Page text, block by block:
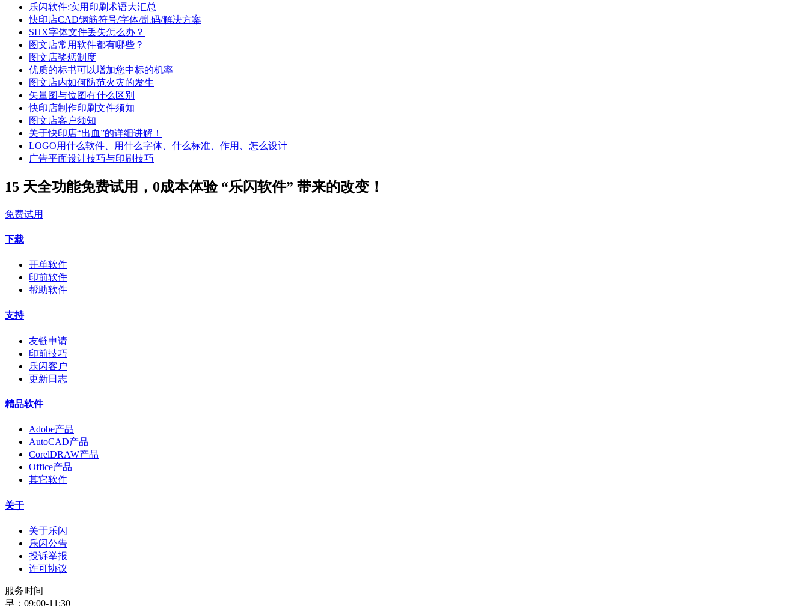
乐闪软件:实用印刷术语大汇总
快印店CAD钢筋符号/字体/乱码/解决方案
SHX字体文件丢失怎么办？
图文店常用软件都有哪些？
图文店奖惩制度
优质的标书可以增加您中标的机率
图文店内如何防范火灾的发生
矢量图与位图有什么区别
快印店制作印刷文件须知
图文店客户须知
关于快印店“出血”的详细讲解！
LOGO用什么软件、用什么字体、什么标准、作用、怎么设计
广告平面设计技巧与印刷技巧
15 天全功能免费试用，0成本体验 “乐闪软件” 带来的改变！
免费试用
下载
开单软件
印前软件
帮助软件
支持
友链申请
印前技巧
乐闪客户
更新日志
精品软件
Adobe产品
AutoCAD产品
CorelDRAW产品
Office产品
其它软件
关于
关于乐闪
乐闪公告
投诉举报
许可协议
服务时间
早：09:00-11:30